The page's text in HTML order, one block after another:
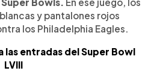
y pantalones rojos
los Philadelphia Eagles.
entradas del Super Bowl
LVIII